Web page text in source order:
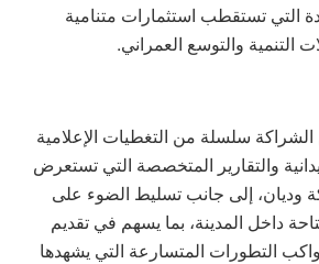
التي تستقطب استثمارات متنامية
والتوسع العمراني.
سلسلة من التغطيات الإعلامية
والتقارير المتخصصة التي تستعرض
إلى جانب تسليط الضوء على
داخل المدينة، بما يسهم في تقديم
التطورات المتسارعة التي يشهدها